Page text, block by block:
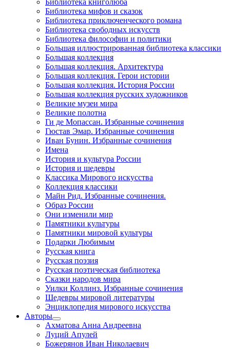
Библиотека мифов и сказок
Библиотека приключенческого романа
Библиотека свободных искусств
Библиотека философии и политики
Большая иллюстрированная библиотека классики
Большая коллекция
Большая коллекция. Архитектура
Большая коллекция. Герои истории
Большая коллекция. История России
Большая коллекция русских художников
Великие музеи мира
Великие полотна
Ги де Мопассан. Избранные сочинения
Гюстав Эмар. Избранные сочинения
Иван Бунин. Избранные сочинения
Имена
История и культура России
История и шедевры
Классика Мирового искусства
Коллекция классики
Майн Рид. Избранные сочинения.
Образ России
Они изменили мир
Памятники культуры
Памятники мировой культуры
Подарки Любимым
Русская книга
Русская поэзия
Русская поэтическая библиотека
Сказки народов мира
Уилки Коллинз. Избранные сочинения
Шедевры мировой литературы
Энциклопедия мирового искусства
Авторы
Ахматова Анна Андреевна
Луций Апулей
Божерянов Иван Николаевич